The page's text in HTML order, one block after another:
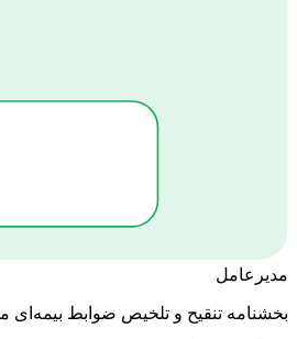
مدیرعامل
بخشنامه تنقیح و تلخیص ضوابط بیمه‌ای